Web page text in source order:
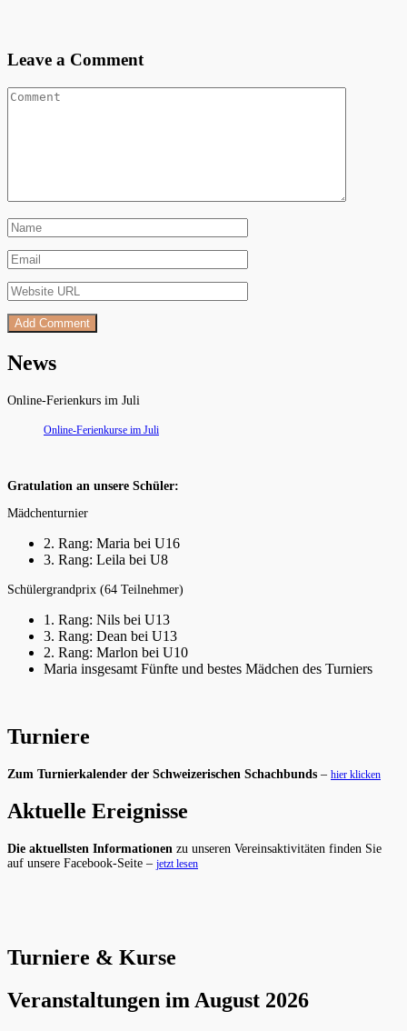
Leave a Comment
News
Online-Ferienkurs im Juli
Online-Ferienkurse im Juli
Gratulation an unsere Schüler:
Mädchenturnier
2. Rang: Maria bei U16
3. Rang: Leila bei U8
Schülergrandprix (64 Teilnehmer)
1. Rang: Nils bei U13
3. Rang: Dean bei U13
2. Rang: Marlon bei U10
Maria insgesamt Fünfte und bestes Mädchen des Turniers
Turniere
Zum Turnierkalender der Schweizerischen Schachbunds – hier klicken
Aktuelle Ereignisse
Die aktuellsten Informationen zu unseren Vereinsaktivitäten finden Sie
auf unsere Facebook-Seite – jetzt lesen
Turniere & Kurse
Veranstaltungen im August 2026